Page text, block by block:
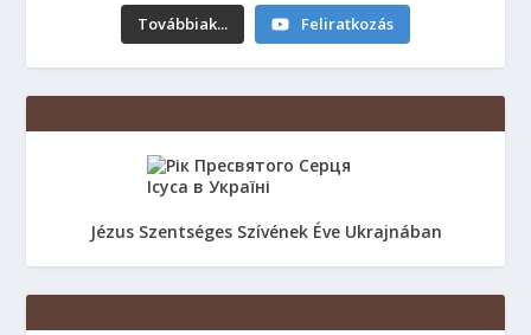
ХІХ Неділя звичайного періоду. 09.08.2026
Továbbiak... Feliratkozás
Jézus Szentséges Szívének Éve Ukrajnában